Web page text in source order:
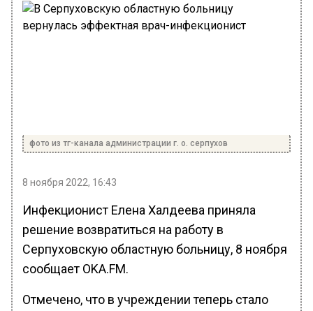
фото из тг-канала администрации г. о. серпухов
8 ноября 2022, 16:43
Инфекционист Елена Халдеева приняла
решение возвратиться на работу в
Серпуховскую областную больницу, 8 ноября
сообщает OKA.FM.
Отмечено, что в учреждении теперь стало